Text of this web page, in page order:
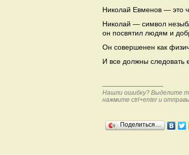
Николай Евменов — это
Николай — символ
он посвятил людям и
Он совершенен как
И все должны следовать
Нашли ошибку? Выделите
нажмите ctrl+enter и
Поделиться…